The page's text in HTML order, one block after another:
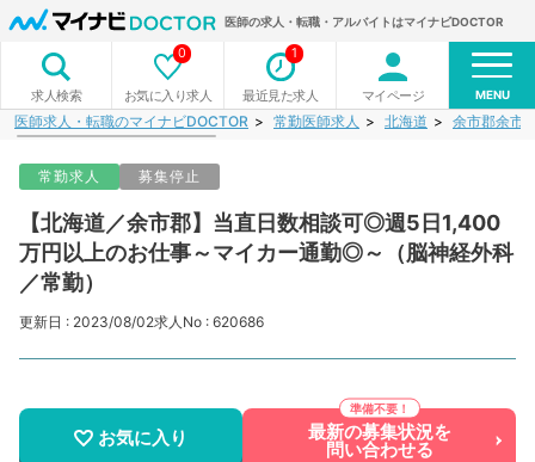
医師の求人・転職・アルバイトはマイナビDOCTOR
求人検索 お気に入り求人
0
最近見た求人
1
マイページ MENU
医師求人・転職のマイナビDOCTOR 常勤医師求人 北海道 余市郡余市
常勤求人 募集停止
【北海道／余市郡】当直日数相談可◎週5日1,400
万円以上のお仕事～マイカー通勤◎～（脳神経外科
／常勤）
更新日 : 2023/08/02求人No : 620686
お気に入り 最新の募集状況を
問い合わせる